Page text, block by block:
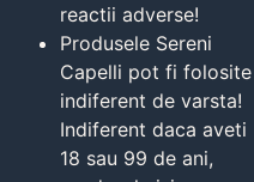
reactii adverse!
Produsele Sereni
Capelli pot fi folosite
indiferent de varsta!
Indiferent daca aveti
18 sau 99 de ani,